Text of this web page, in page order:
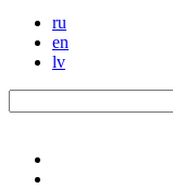
ru
en
lv